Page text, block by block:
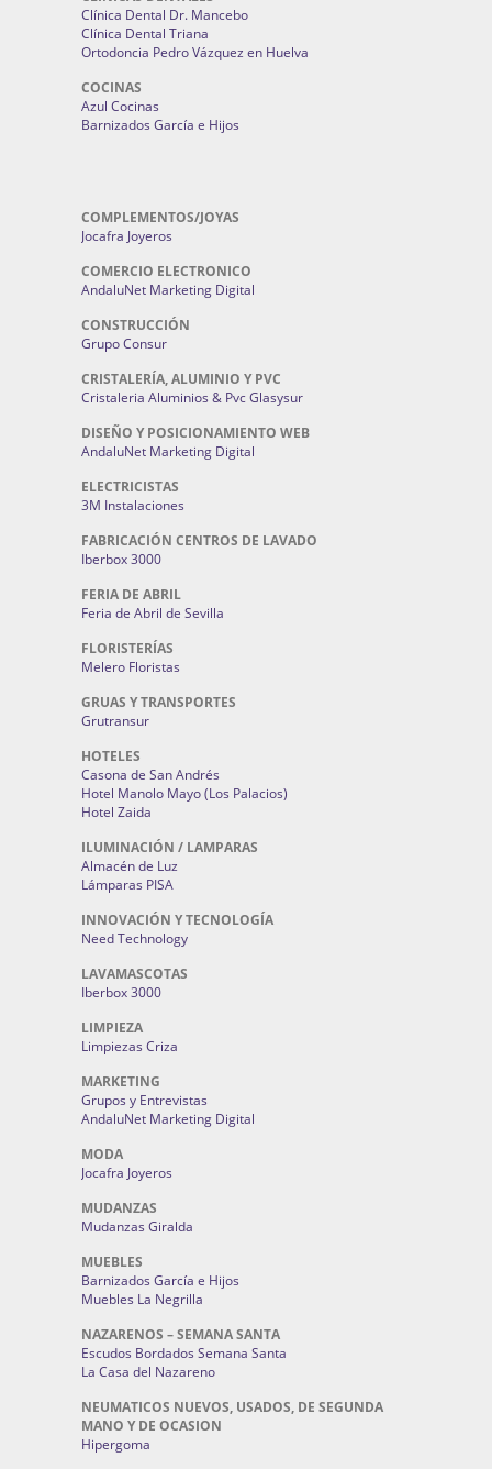
Clínica Dental Dr. Mancebo
Clínica Dental Triana
Ortodoncia Pedro Vázquez en Huelva
COCINAS
Azul Cocinas
Barnizados García e Hijos
COMPLEMENTOS/JOYAS
Jocafra Joyeros
COMERCIO ELECTRONICO
AndaluNet Marketing Digital
CONSTRUCCIÓN
Grupo Consur
CRISTALERÍA, ALUMINIO Y PVC
Cristaleria Aluminios & Pvc Glasysur
DISEÑO Y POSICIONAMIENTO WEB
AndaluNet Marketing Digital
ELECTRICISTAS
3M Instalaciones
FABRICACIÓN CENTROS DE LAVADO
Iberbox 3000
FERIA DE ABRIL
Feria de Abril de Sevilla
FLORISTERÍAS
Melero Floristas
GRUAS Y TRANSPORTES
Grutransur
HOTELES
Casona de San Andrés
Hotel Manolo Mayo (Los Palacios)
Hotel Zaida
ILUMINACIÓN / LAMPARAS
Almacén de Luz
Lámparas PISA
INNOVACIÓN Y TECNOLOGÍA
Need Technology
LAVAMASCOTAS
Iberbox 3000
LIMPIEZA
Limpiezas Criza
MARKETING
Grupos y Entrevistas
AndaluNet Marketing Digital
MODA
Jocafra Joyeros
MUDANZAS
Mudanzas Giralda
MUEBLES
Barnizados García e Hijos
Muebles La Negrilla
NAZARENOS – SEMANA SANTA
Escudos Bordados Semana Santa
La Casa del Nazareno
NEUMATICOS NUEVOS, USADOS, DE SEGUNDA
MANO Y DE OCASION
Hipergoma